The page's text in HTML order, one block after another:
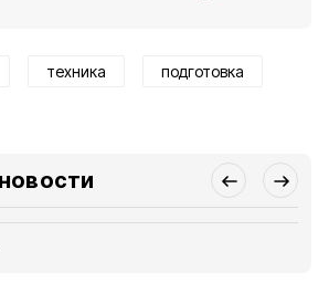
техника подготовка